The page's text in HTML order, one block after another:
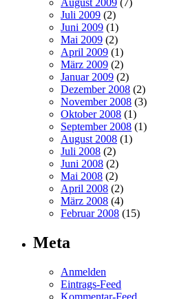
August 2009 (7)
Juli 2009 (2)
Juni 2009 (1)
Mai 2009 (2)
April 2009 (1)
März 2009 (2)
Januar 2009 (2)
Dezember 2008 (2)
November 2008 (3)
Oktober 2008 (1)
September 2008 (1)
August 2008 (1)
Juli 2008 (2)
Juni 2008 (2)
Mai 2008 (2)
April 2008 (2)
März 2008 (4)
Februar 2008 (15)
Meta
Anmelden
Eintrags-Feed
Kommentar-Feed